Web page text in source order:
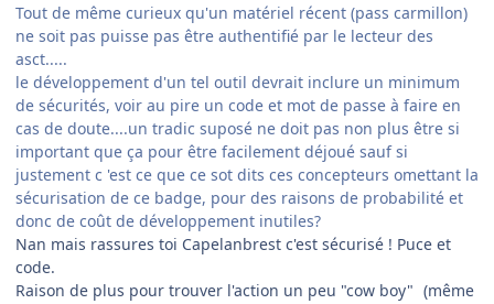
Tout de même curieux qu'un matériel récent (pass carmillon)
ne soit pas puisse pas être authentifié par le lecteur des
asct.....
le développement d'un tel outil devrait inclure un minimum
de sécurités, voir au pire un code et mot de passe à faire en
cas de doute....un tradic suposé ne doit pas non plus être si
important que ça pour être facilement déjoué sauf si
justement c 'est ce que ce sot dits ces concepteurs omettant la
sécurisation de ce badge, pour des raisons de probabilité et
donc de coût de développement inutiles?
Nan mais rassures toi Capelanbrest c'est sécurisé ! Puce et
code.
Raison de plus pour trouver l'action un peu "cow boy" (même